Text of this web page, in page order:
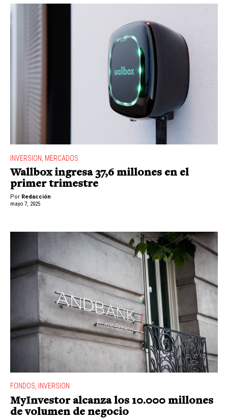
INVERSION MERCADOS
Wallbox ingresa 37,6 millones en el
primer trimestre
Por Redacción
mayo 7, 2025
FONDOS, INVERSION
MyInvestor alcanza los 10.000 millones
de volumen de negocio